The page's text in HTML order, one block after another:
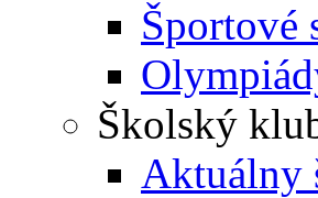
Športové
Školský
Aktuálny